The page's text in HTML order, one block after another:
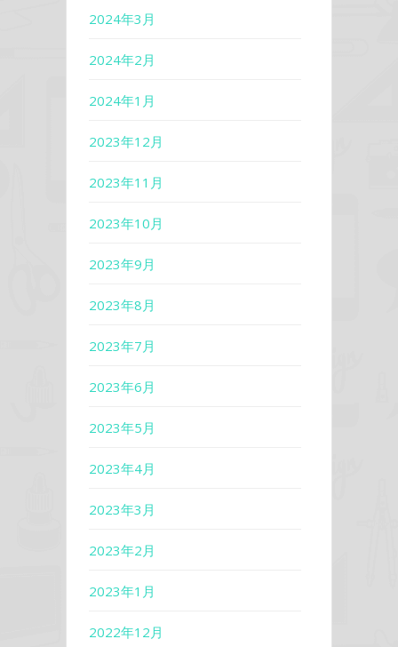
2024年3月
2024年2月
2024年1月
2023年12月
2023年11月
2023年10月
2023年9月
2023年8月
2023年7月
2023年6月
2023年5月
2023年4月
2023年3月
2023年2月
2023年1月
2022年12月